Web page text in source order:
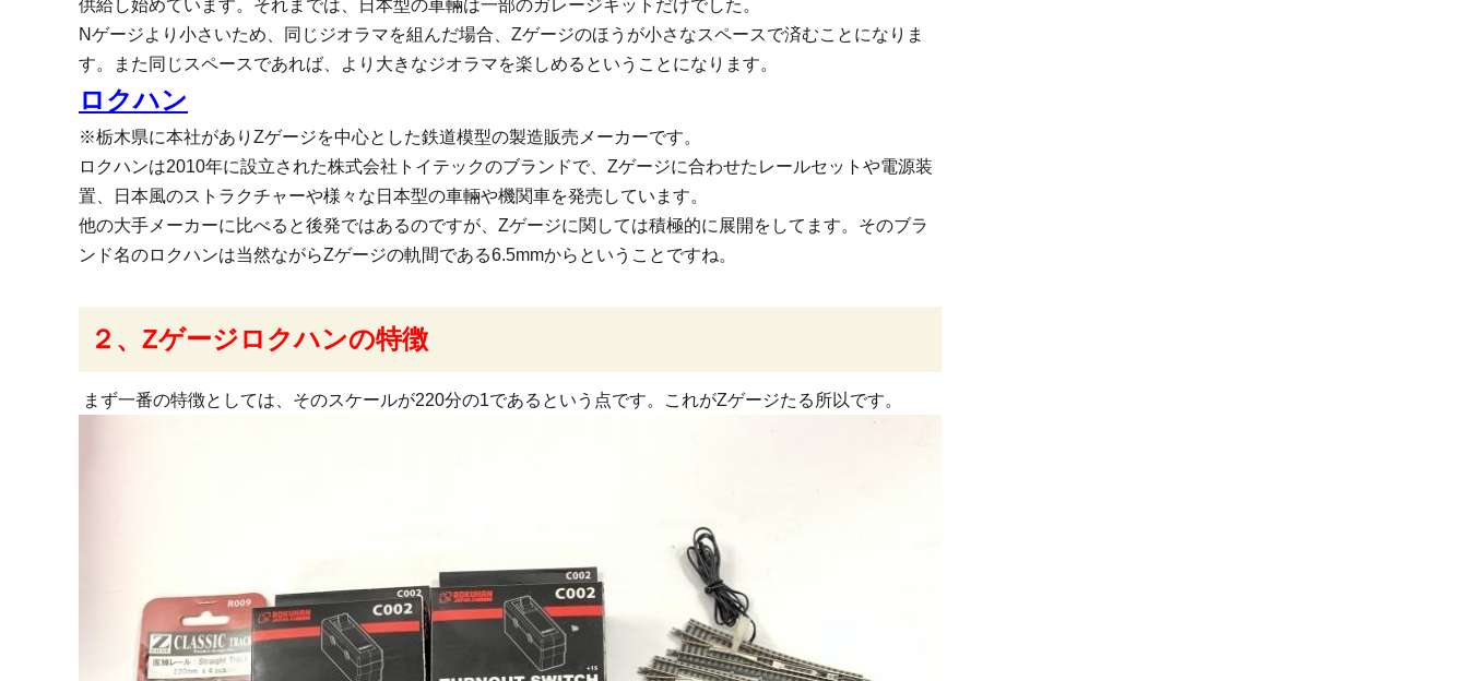
供給し始めています。 それまでは、日本型の車輛は一部のガレージキットだけでした。
Nゲージより小さいため、同じジオラマを組んだ場合、Zゲージのほうが小さなスペースで済むことになりま
す。
また同じスペースであれば、より大きなジオラマを楽しめるということになります。
ロクハン
※栃木県に本社がありZゲージを中心とした鉄道模型の製造販売メーカーです。
ロクハンは2010年に設立された株式会社トイテックのブランドで、Zゲージに合わせたレールセットや電源装
置、日本風のストラクチャーや様々な日本型の車輛や機関車を発売しています。
他の大手メーカーに比べると後発ではあるのですが、Zゲージに関しては積極的に展開をしてます。 そのブラ
ンド名のロクハンは当然ながらZゲージの軌間である6.5mmからということですね。
２、Zゲージロクハンの特徴
まず一番の特徴としては、そのスケールが220分の1であるという点です。これがZゲージたる所以です。